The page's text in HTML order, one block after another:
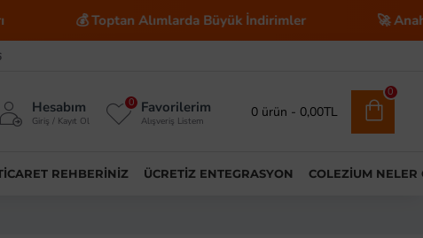
💰 Toptan Alımlarda Büyük İndirimler 🚀 Anahtar
Hesabım
Giriş / Kayıt Ol
Favorilerim
Alışveriş Listem
0
0 ürün - 0,00TL
0
REHBERINIZ ÜCRETIZ ENTEGRASYON COLEZIUM NELER